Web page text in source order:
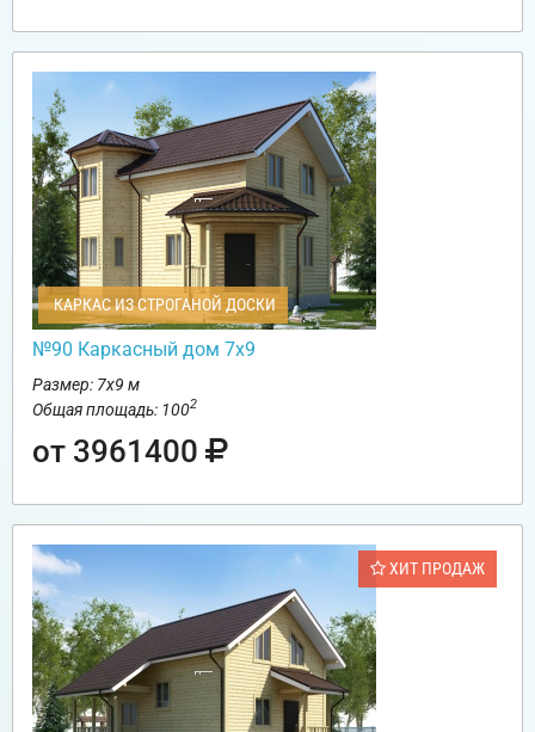
КАРКАС ИЗ СТРОГАНОЙ ДОСКИ
№90 Каркасный дом 7х9
Размер: 7х9 м
Общая площадь: 1002
от 3961400
ХИТ ПРОДАЖ